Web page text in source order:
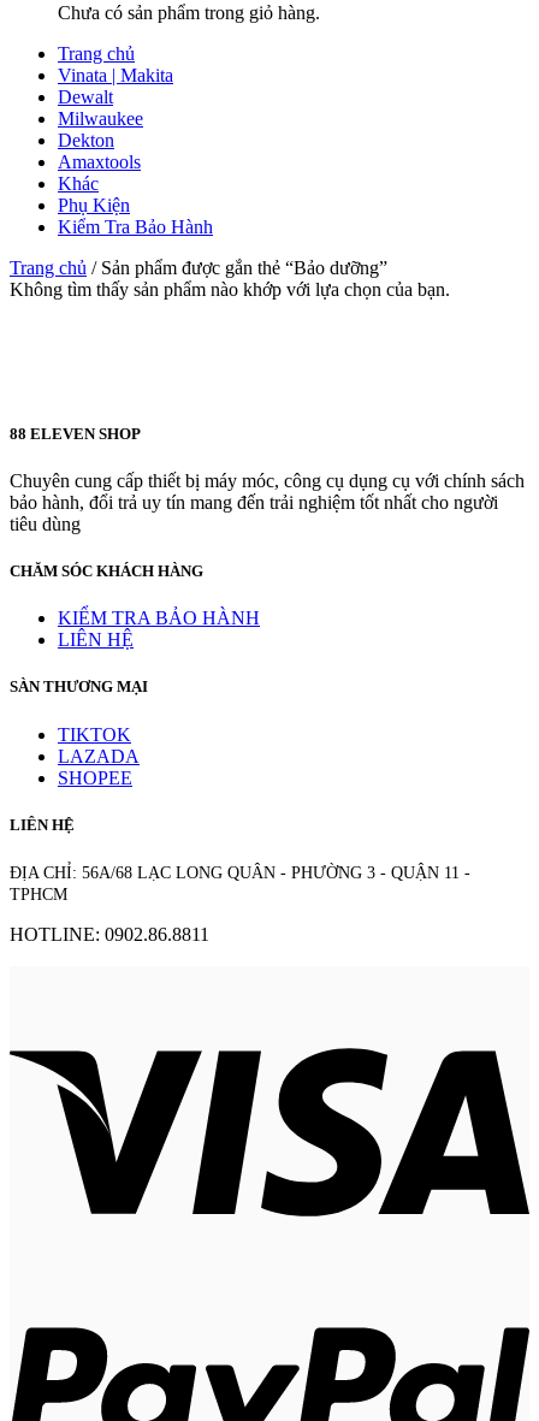
Chưa có sản phẩm trong giỏ hàng.
Trang chủ
Vinata | Makita
Dewalt
Milwaukee
Dekton
Amaxtools
Khác
Phụ Kiện
Kiểm Tra Bảo Hành
Trang chủ /Sản phẩm được gắn thẻ “Bảo dưỡng”
Không tìm thấy sản phẩm nào khớp với lựa chọn của bạn.
88 ELEVEN SHOP
Chuyên cung cấp thiết bị máy móc, công cụ dụng cụ với chính sách
bảo hành, đổi trả uy tín mang đến trải nghiệm tốt nhất cho người
tiêu dùng
CHĂM SÓC KHÁCH HÀNG
KIỂM TRA BẢO HÀNH
LIÊN HỆ
SÀN THƯƠNG MẠI
TIKTOK
LAZADA
SHOPEE
LIÊN HỆ
ĐỊA CHỈ: 56A/68 LẠC LONG QUÂN - PHƯỜNG 3 - QUẬN 11 -
TPHCM
HOTLINE: 0902.86.8811